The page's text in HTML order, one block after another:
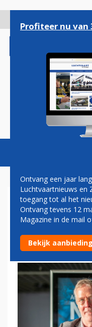
gaan
Magazine
JAN
NEGATIEF
Profiteer nu van
Ontvang een jaar
Luchtvaartnieuws en
toegang tot al het
Ontvang tevens 12
Magazine in de mail
Bekijk aanbieding